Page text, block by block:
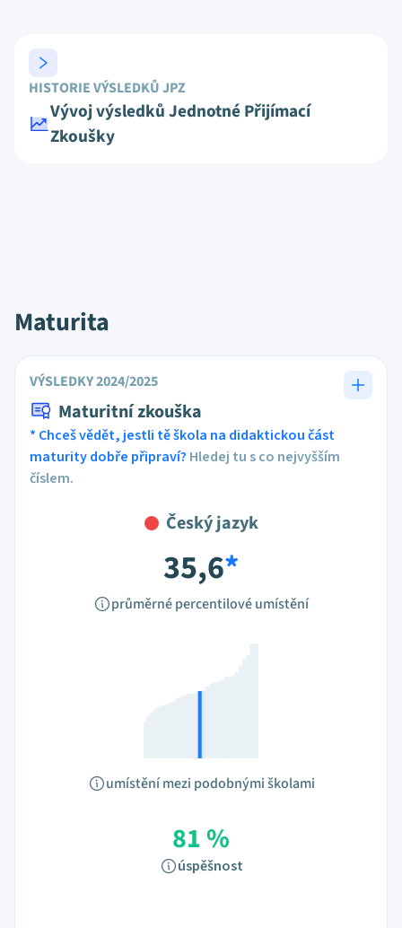
HISTORIE VÝSLEDKŮ JPZ
Vývoj výsledků Jednotné Přijímací
Zkoušky
Maturita
VÝSLEDKY 2024/2025
Maturitní zkouška
* Chceš vědět, jestli tě škola na didaktickou část
maturity dobře připraví? Hledej tu s co nejvyšším
číslem.
Český jazyk
35,6*
průměrné percentilové umístění
umístění mezi podobnými školami
81 %
úspěšnost